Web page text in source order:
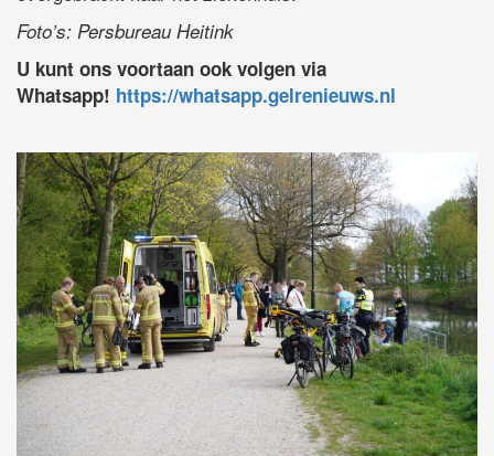
Foto’s: Persbureau Heitink
U kunt ons voortaan ook volgen via
Whatsapp! https://whatsapp.gelrenieuws.nl